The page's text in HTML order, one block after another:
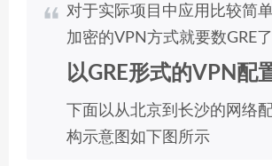
对于实际项目中应用比较简
加密的VPN方式就要数GRE了
以GRE形式的VPN配
下面以从北京到长沙的网络
构示意图如下图所示